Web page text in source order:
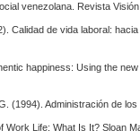
venezolana. Revista
Calidad de vida laboral:
happiness: Using the
(1994). Administración de
Life: What Is It? Sloan